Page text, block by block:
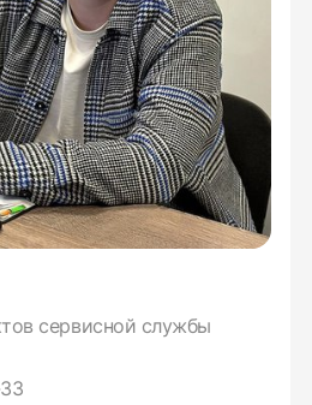
сервисной службы